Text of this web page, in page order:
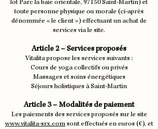
lot Parc la baie orientale, 97150 Saint-Martin) et
toute personne physique ou morale (ci-après
dénommée « le client ») effectuant un achat de
services via le site.
Article 2 – Services proposés
Vitalita propose les services suivants :
Cours de yoga collectifs ou privés
Massages et soins énergétiques
Séjours holistiques à Saint-Martin
Article 3 – Modalités de paiement
Les paiements des services proposés sur le site
www.vitalita-srx.com sont effectués en euros (€), et